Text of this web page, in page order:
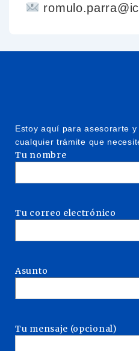
Estoy aquí para asesorarte
cualquier trámite que
Tu nombre
Tu correo electrónico
Asunto
Tu mensaje (opcional)